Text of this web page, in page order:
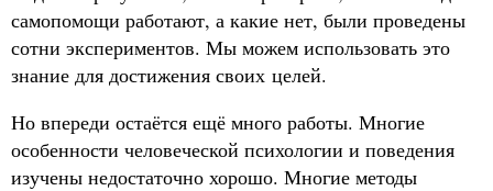
самопомощи работают, а какие нет, были проведены
сотни экспериментов. Мы можем использовать это
знание для достижения своих целей.
Но впереди остаётся ещё много работы. Многие
особенности человеческой психологии и поведения
изучены недостаточно хорошо. Многие методы